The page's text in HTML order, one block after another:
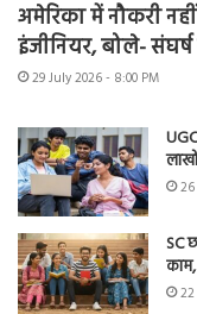
अमेरिका में नौकरी
इंजीनियर, बोले-
29 July 2026 - 8:00 PM
SC